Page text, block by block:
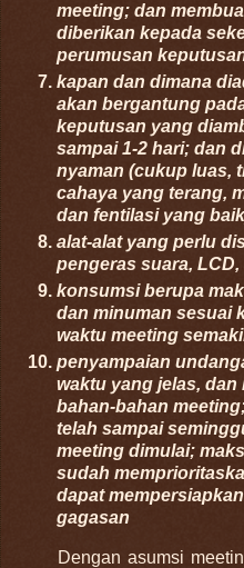
meeting; dan
diberikan kepada
perumusan
kapan dan dimana
akan bergantung
keputusan yang
sampai 1-2 hari; dan
nyaman (cukup luas,
cahaya yang terang,
dan fentilasi yang
alat-alat yang perlu
pengeras suara,
konsumsi berupa
dan minuman sesuai
waktu meeting
penyampaian
waktu yang jelas,
bahan-bahan
telah sampai
meeting dimulai;
sudah
dapat
gagasan
Dengan asumsi meeting